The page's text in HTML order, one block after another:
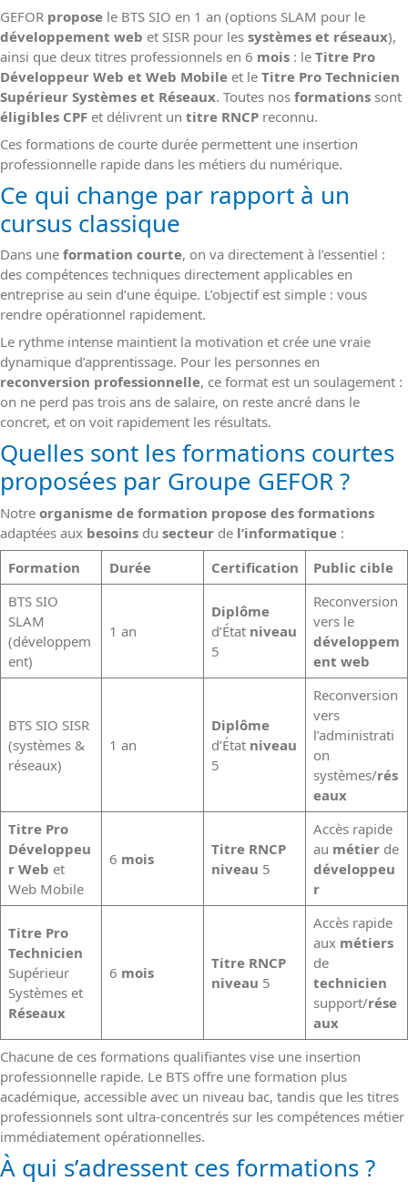
GEFOR propose le BTS SIO en 1 an (options SLAM pour le
développement web et SISR pour les systèmes et réseaux),
ainsi que deux titres professionnels en 6 mois : le Titre Pro
Développeur Web et Web Mobile et le Titre Pro Technicien
Supérieur Systèmes et Réseaux. Toutes nos formations sont
éligibles CPF et délivrent un titre RNCP reconnu.
Ces formations de courte durée permettent une insertion
professionnelle rapide dans les métiers du numérique.
Ce qui change par rapport à un
cursus classique
Dans une formation courte, on va directement à l’essentiel :
des compétences techniques directement applicables en
entreprise au sein d’une équipe. L’objectif est simple : vous
rendre opérationnel rapidement.
Le rythme intense maintient la motivation et crée une vraie
dynamique d’apprentissage. Pour les personnes en
reconversion professionnelle, ce format est un soulagement :
on ne perd pas trois ans de salaire, on reste ancré dans le
concret, et on voit rapidement les résultats.
Quelles sont les formations courtes
proposées par Groupe GEFOR ?
Notre organisme de formation propose des formations
adaptées aux besoins du secteur de l’informatique :
Formation
Durée Certification
Public cible
BTS SIO
SLAM
(développem
ent)
1 an
Diplôme
d’État niveau
5
Reconversion
vers le
développem
ent web
BTS SIO SISR
(systèmes &
réseaux)
1 an
Diplôme
d’État niveau
5
Reconversion
vers
l’administrati
on
systèmes/rés
eaux
Titre Pro
Développeu
r Web et
Web Mobile
6 mois
Titre RNCP
niveau 5
Accès rapide
au métierde
développeu
r
Titre Pro
Technicien
Supérieur
Systèmes et
Réseaux
6 mois
Titre RNCP
niveau 5
Accès rapide
aux métiers
de
technicien
support/rése
aux
Chacune de ces formations qualifiantes vise une insertion
professionnelle rapide. Le BTS offre une formation plus
académique, accessible avec un niveau bac, tandis que les titres
professionnels sont ultra-concentrés sur les compétences métier
immédiatement opérationnelles.
À qui s’adressent ces formations ?